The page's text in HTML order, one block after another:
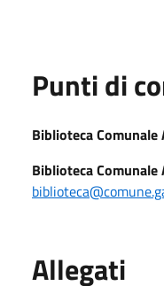
Punti di
Biblioteca Comunale
Biblioteca Comunale
Allegati